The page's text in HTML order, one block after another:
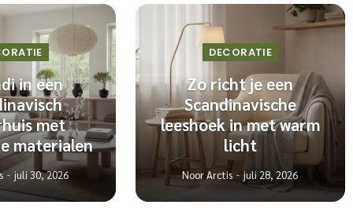
in een
met
materialen
juli 30, 2026
DECORATIE
Zo richt je een
Scandinavische
leeshoek in met warm
licht
Noor Arctis juli 28, 2026